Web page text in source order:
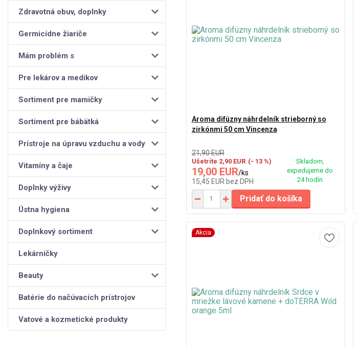
Zdravotná obuv, doplnky
Germicídne žiariče
Mám problém s
Pre lekárov a medikov
Sortiment pre mamičky
Sortiment pre bábätká
Prístroje na úpravu vzduchu a vody
Vitamíny a čaje
Doplnky výživy
Ústna hygiena
Doplnkový sortiment
Lekárničky
Beauty
Batérie do načúvacích prístrojov
Vatové a kozmetické produkty
Aroma difúzny náhrdelník strieborný so
zirkónmi 50 cm Vincenza
21,90 EUR
Ušetríte 2,90 EUR (- 13 %)
19,00 EUR/ks
15,45 EUR bez DPH
Skladom,
expedujeme do
24 hodín
Pridať do košíka
Akcia